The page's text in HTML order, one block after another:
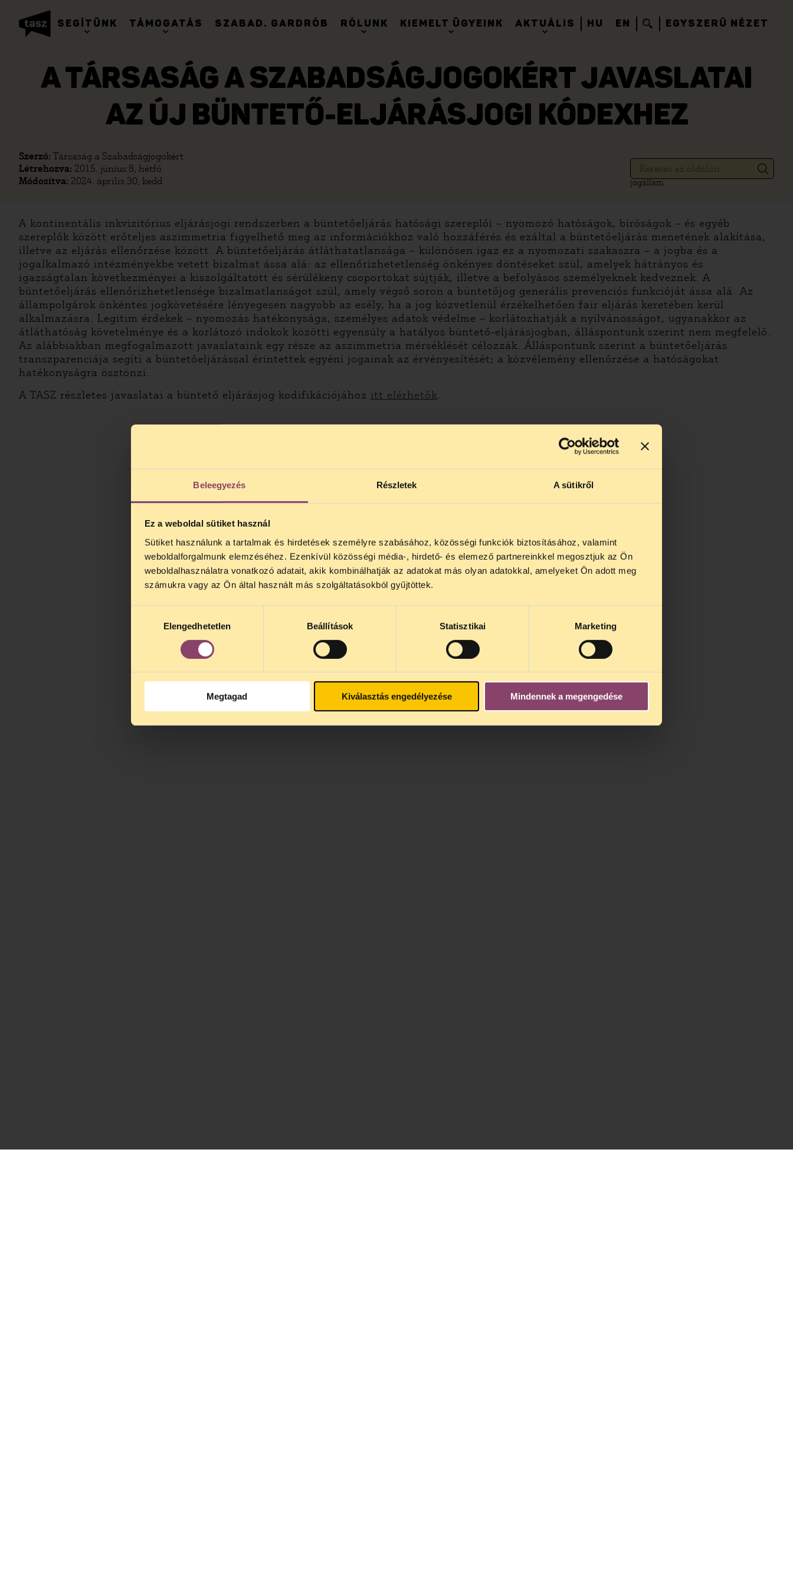
Beleegyezés Részletek A sütikről
Ez a weboldal sütiket használ
Sütiket használunk a tartalmak és hirdetések személyre szabásához, közösségi funkciók biztosításához, valamint
weboldalforgalmunk elemzéséhez. Ezenkívül közösségi média-, hirdető- és elemező partnereinkkel megosztjuk az Ön
weboldalhasználatra vonatkozó adatait, akik kombinálhatják az adatokat más olyan adatokkal, amelyeket Ön adott meg
számukra vagy az Ön által használt más szolgáltatásokból gyűjtöttek.
kiválasztásaElengedhetetlen Beállítások Statisztikai Marketing
Megtagad Kiválasztás engedélyezése Mindennek a megengedése
SEGÍTÜNK TÁMOGATÁS SZABAD. GARDRÓB RÓLUNK KIEMELT ÜGYEINK AKTUÁLIS HU EN EGYSZERŰ NÉZET
A TÁRSASÁG A SZABADSÁGJOGOKÉRT JAVASLATAI
AZ ÚJ BÜNTETŐ-ELJÁRÁSJOGI KÓDEXHEZ
Szerző: Társaság a Szabadságjogokért
Létrehozva: 2015. június 8, hétfő
Módosítva: 2024. április 30, kedd jogállam
A kontinentális inkvizitórius eljárásjogi rendszerben a büntetőeljárás hatósági szereplői – nyomozó hatóságok, bíróságok – és egyéb
szereplők között erőteljes aszimmetria figyelhető meg az információkhoz való hozzáférés és ezáltal a büntetőeljárás menetének alakítása,
illetve az eljárás ellenőrzése között. A büntetőeljárás átláthatatlansága – különösen igaz ez a nyomozati szakaszra – a jogba és a
jogalkalmazó intézményekbe vetett bizalmat ássa alá: az ellenőrizhetetlenség önkényes döntéseket szül, amelyek hátrányos és
igazságtalan következményei a kiszolgáltatott és sérülékeny csoportokat sújtják, illetve a befolyásos személyeknek kedveznek. A
büntetőeljárás ellenőrizhetetlensége bizalmatlanságot szül, amely végső soron a büntetőjog generális prevenciós funkcióját ássa alá. Az
állampolgárok önkéntes jogkövetésére lényegesen nagyobb az esély, ha a jog közvetlenül érzékelhetően fair eljárás keretében kerül
alkalmazásra. Legitim érdekek – nyomozás hatékonysága, személyes adatok védelme – korlátozhatják a nyilvánosságot, ugyanakkor az
átláthatóság követelménye és a korlátozó indokok közötti egyensúly a hatályos büntető-eljárásjogban, álláspontunk szerint nem megfelelő.
Az alábbiakban megfogalmazott javaslataink egy része az aszimmetria mérséklését célozzák. Álláspontunk szerint a büntetőeljárás
transzparenciája segíti a büntetőeljárással érintettek egyéni jogainak az érvényesítését; a közvélemény ellenőrzése a hatóságokat
hatékonyságra ösztönzi.
A TASZ részletes javaslatai a büntető eljárásjog kodifikációjához itt elérhetők.
TELEFONOS JOGSEGÉLY SZÜNET!
Kedves érdeklődő, Tájékoztatjuk, hogy
telefonos jogsegélyünk július 27 és
augusztus 24 között szünetel
. Az első telefonos jogsegély
augusztus 25-én
kedden, 13 és 15 óra között lesz
jogsegely@tasz.hu
alatt is elér minket.